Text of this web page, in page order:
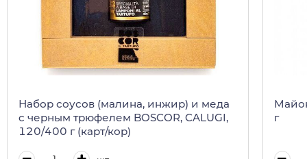
Набор соусов (малина, инжир) и меда
c черным трюфелем BOSCOR, CALUGI,
120/400 г (карт/кор)
г